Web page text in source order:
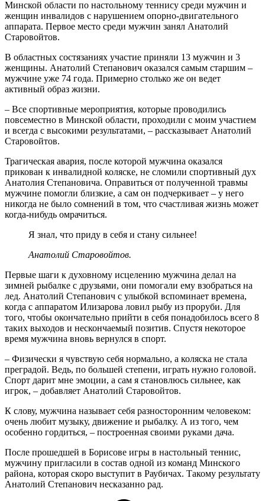
Минской области по настольному теннису среди мужчин и
женщин инвалидов с нарушением опорно-двигательного
аппарата. Первое место среди мужчин занял Анатолий
Старовойтов.
В областных состязаниях участие приняли 13 мужчин и 3
женщины. Анатолий Степанович оказался самым старшим –
мужчине уже 74 года. Примерно столько же он ведет
активный образ жизни.
– Все спортивные мероприятия, которые проводились
повсеместно в Минской области, проходили с моим участием
и всегда с высокими результатами, – рассказывает Анатолий
Старовойтов.
Трагическая авария, после которой мужчина оказался
прикован к инвалидной коляске, не сломили спортивный дух
Анатолия Степановича. Оправиться от полученной травмы
мужчине помогли близкие, а сам он подчеркивает – у него
никогда не было сомнений в том, что счастливая жизнь может
когда-нибудь омрачиться.
Я знал, что приду в себя и стану сильнее!
Анатолий Старовойтов.
Первые шаги к духовному исцелению мужчина делал на
зимней рыбалке с друзьями, они помогали ему взобраться на
лед. Анатолий Степанович с улыбкой вспоминает времена,
когда с аппаратом Илизарова ловил рыбу из проруби. Для
того, чтобы окончательно прийти в себя понадобилось всего 8
таких выходов и нескончаемый позитив. Спустя некоторое
время мужчина вновь вернулся в спорт.
– Физически я чувствую себя нормально, а коляска не стала
преградой. Ведь, по большей степени, играть нужно головой.
Спорт дарит мне эмоции, а сам я становлюсь сильнее, как
игрок, – добавляет Анатолий Старовойтов.
К слову, мужчина называет себя разносторонним человеком:
очень любит музыку, движение и рыбалку. А из того, чем
особенно гордиться, – построенная своими руками дача.
После прошедшей в Борисове игры в настольный теннис,
мужчину пригласили в состав одной из команд Минского
района, которая скоро выступит в Раубичах. Такому результату
Анатолий Степанович несказанно рад.